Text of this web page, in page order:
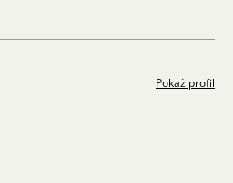
Pokaż profil